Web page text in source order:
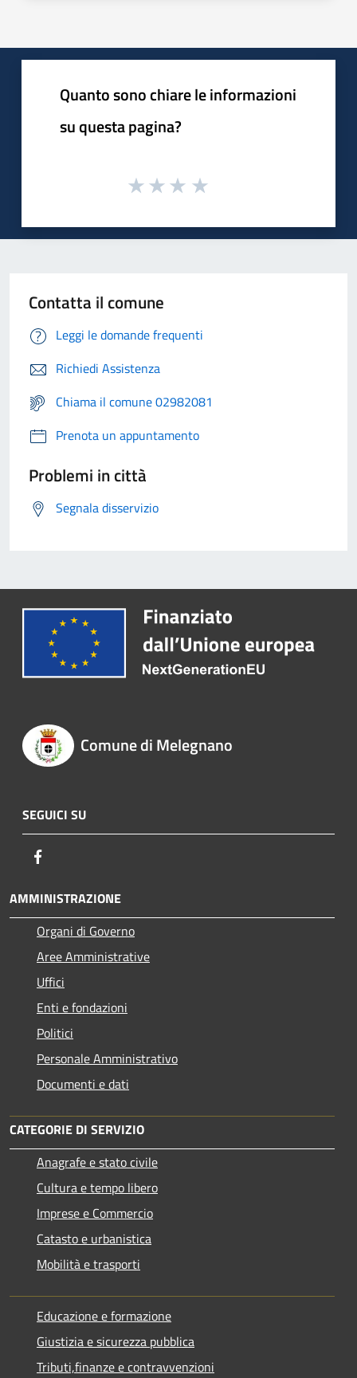
Quanto sono chiare le informazioni
su questa pagina?
Contatta il comune
Leggi le domande frequenti
Richiedi Assistenza
Chiama il comune 02982081
Prenota un appuntamento
Problemi in città
Segnala disservizio
Comune di Melegnano
SEGUICI SU
AMMINISTRAZIONE
Organi di Governo
Aree Amministrative
Uffici
Enti e fondazioni
Politici
Personale Amministrativo
Documenti e dati
CATEGORIE DI SERVIZIO
Anagrafe e stato civile
Cultura e tempo libero
Imprese e Commercio
Catasto e urbanistica
Mobilità e trasporti
Educazione e formazione
Giustizia e sicurezza pubblica
Tributi,finanze e contravvenzioni